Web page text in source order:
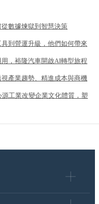
數據煉獄到智慧決策
到營運升級，他們如何帶來
，裕隆汽車開啟AI轉型旅程
產業趨勢、精進成本與商機
工業改變企業文化體質，塑